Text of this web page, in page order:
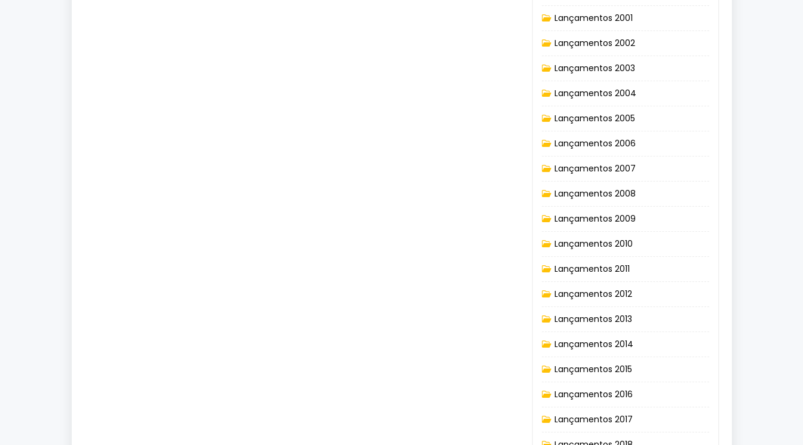
Lançamentos 2001
Lançamentos 2002
Lançamentos 2003
Lançamentos 2004
Lançamentos 2005
Lançamentos 2006
Lançamentos 2007
Lançamentos 2008
Lançamentos 2009
Lançamentos 2010
Lançamentos 2011
Lançamentos 2012
Lançamentos 2013
Lançamentos 2014
Lançamentos 2015
Lançamentos 2016
Lançamentos 2017